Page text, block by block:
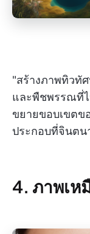
"สร้างภาพทิวทั
และพืชพรรณที่
ขยายขอบเขตข
ประกอบที่จินตน
4. ภาพเห